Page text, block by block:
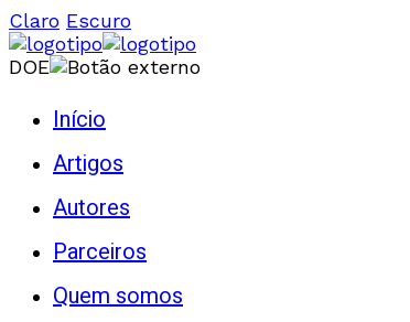
Claro Escuro
DOE
Início
Artigos
Autores
Parceiros
Quem somos